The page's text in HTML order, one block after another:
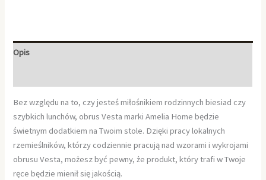
Opis
Bez względu na to, czy jesteś miłośnikiem rodzinnych biesiad czy
szybkich lunchów, obrus Vesta marki Amelia Home będzie
świetnym dodatkiem na Twoim stole. Dzięki pracy lokalnych
rzemieślników, którzy codziennie pracują nad wzorami i wykrojami
obrusu Vesta, możesz być pewny, że produkt, który trafi w Twoje
ręce będzie mienił się jakością.